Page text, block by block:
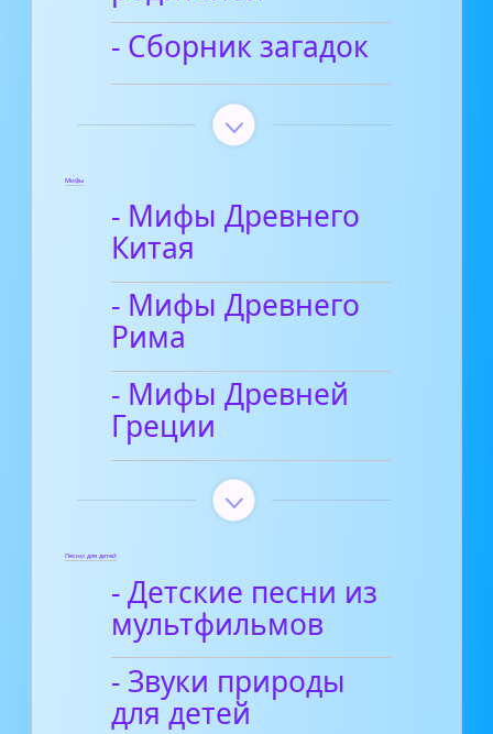
- Сборник загадок
Мифы
- Мифы Древнего
Китая
- Мифы Древнего
Рима
- Мифы Древней
Греции
Песни для детей
- Детские песни из
мультфильмов
- Звуки природы
для детей